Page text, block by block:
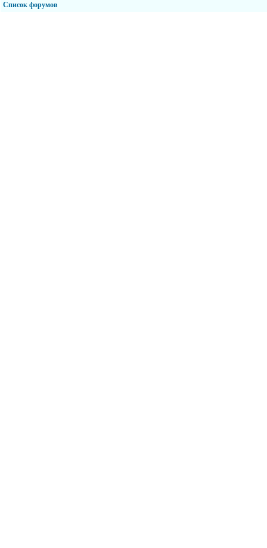
Список форумов